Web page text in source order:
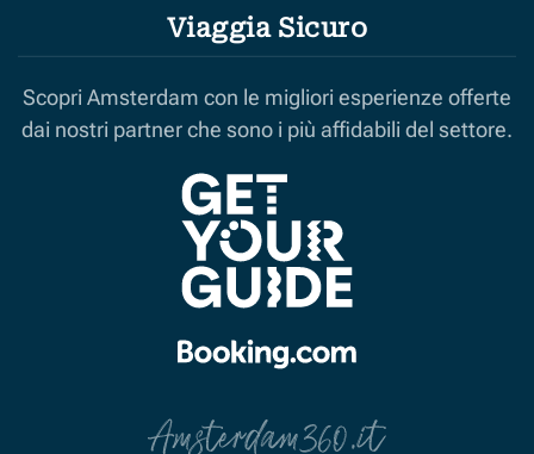
Viaggia Sicuro
Scopri Amsterdam con le migliori esperienze offerte
dai nostri partner che sono i più affidabili del settore.